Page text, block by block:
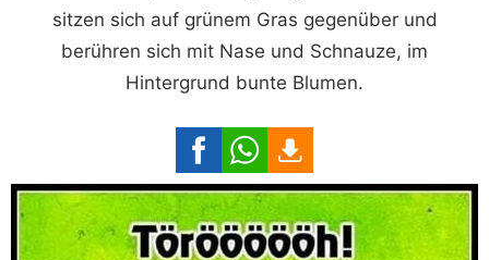
sitzen sich auf grünem Gras gegenüber und
berühren sich mit Nase und Schnauze, im
Hintergrund bunte Blumen.